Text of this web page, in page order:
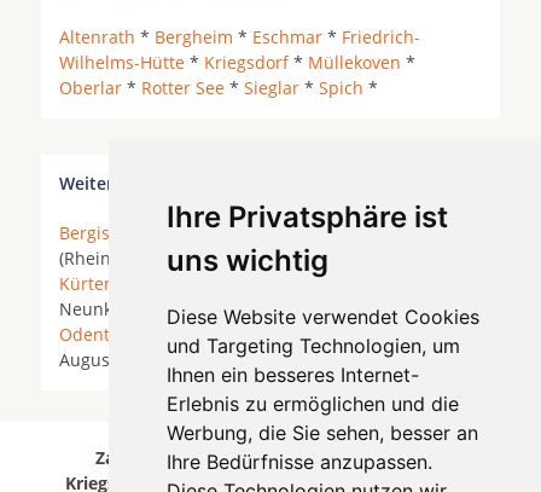
Ihre Privatsphäre ist
uns wichtig
Diese Website verwendet Cookies
und Targeting Technologien, um
Ihnen ein besseres Internet-
Erlebnis zu ermöglichen und die
Werbung, die Sie sehen, besser an
Ihre Bedürfnisse anzupassen.
Altenrath * Bergheim * Eschmar * Friedrich-
Wilhelms-Hütte * Kriegsdorf* Müllekoven *
Oberlar * Rotter See * Sieglar * Spich *
Weitere Orte in der Nähe von Troisdorf Kriegsdorf
Bergisch Gladbach* Bonn *Bornheim* Bornheim
(Rheinland) * Brühl (Rheinland) *
Kürten
* Lindlar *Lohmar
Neunkirchen-Seelscheid *Neuss*Niederkassel*
Odenthal
Overath * Pulheim * Rösrath
* Sankt
Augustin * Siegburg *Troisdorf*Wesseling*
Zahnärzte für Zahnimplantete in Troisdorf
Kriegsdorf wurde am 06 August 2026 aktualisiert.